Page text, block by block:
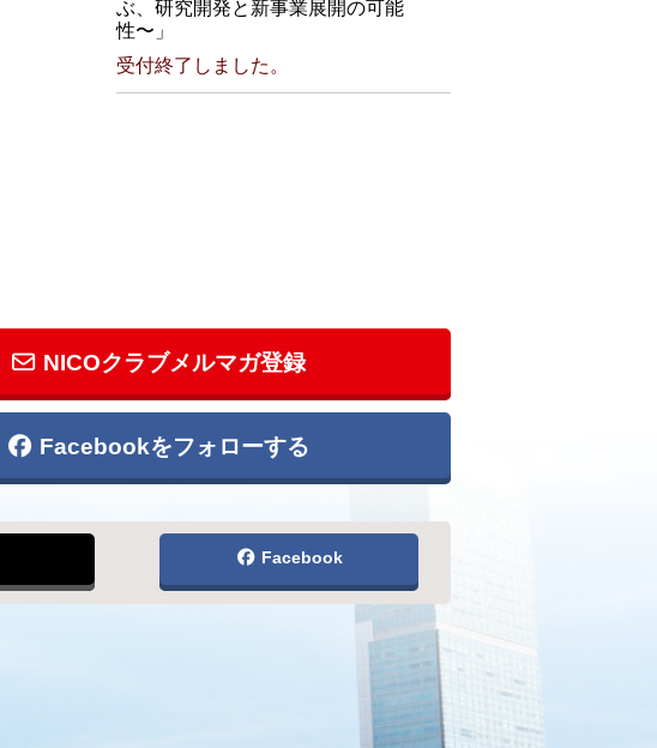
ぶ、研究開発と新事業展開の可能
性〜」
受付終了しました。
NICOクラブメルマガ登録
Facebookをフォローする
Facebook